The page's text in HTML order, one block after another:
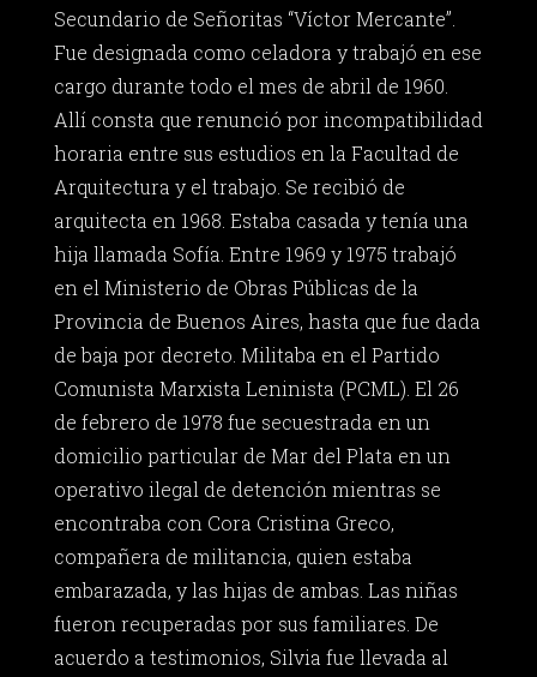
Secundario de Señoritas “Víctor Mercante”.
Fue designada como celadora y trabajó en ese
cargo durante todo el mes de abril de 1960.
Allí consta que renunció por incompatibilidad
horaria entre sus estudios en la Facultad de
Arquitectura y el trabajo. Se recibió de
arquitecta en 1968. Estaba casada y tenía una
hija llamada Sofía. Entre 1969 y 1975 trabajó
en el Ministerio de Obras Públicas de la
Provincia de Buenos Aires, hasta que fue dada
de baja por decreto. Militaba en el Partido
Comunista Marxista Leninista (PCML). El 26
de febrero de 1978 fue secuestrada en un
domicilio particular de Mar del Plata en un
operativo ilegal de detención mientras se
encontraba con Cora Cristina Greco,
compañera de militancia, quien estaba
embarazada, y las hijas de ambas. Las niñas
fueron recuperadas por sus familiares. De
acuerdo a testimonios, Silvia fue llevada al